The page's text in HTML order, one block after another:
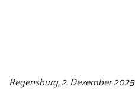
Regensburg, 2. Dezember 2025